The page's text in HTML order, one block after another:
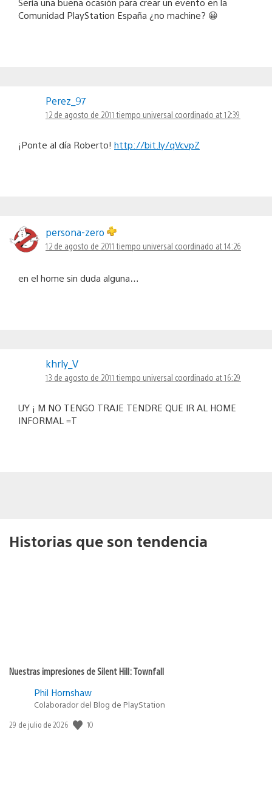
Comunidad PlayStation España ¿no machine? 😀
Perez_97
12 de agosto de 2011 tiempo universal coordinado at 12:39
¡Ponte al día Roberto! http://bit.ly/qVcvpZ
persona-zero
12 de agosto de 2011 tiempo universal coordinado at 14:26
en el home sin duda alguna…
khrly_V
13 de agosto de 2011 tiempo universal coordinado at 16:29
UY ¡ M NO TENGO TRAJE TENDRE QUE IR AL HOME
INFORMAL =T
Historias que son tendencia
Nuestras impresiones de Silent Hill: Townfall
Phil Hornshaw
Colaborador del Blog de PlayStation
Fecha
29 de julio de 2026 10